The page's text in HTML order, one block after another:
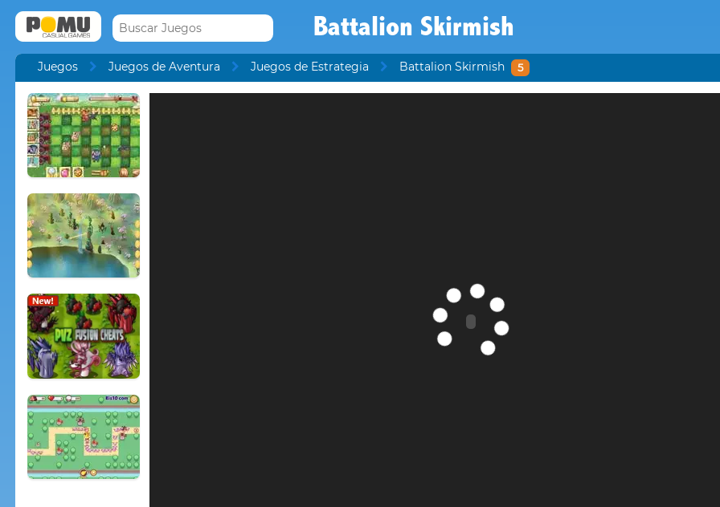
Battalion Skirmish
Juegos Juegos de Aventura Juegos de Estrategia Battalion Skirmish 5